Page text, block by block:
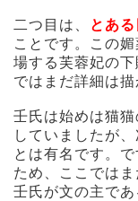
二つ目は、 とあ
ことです。この
場する芙蓉妃の
ではまだ詳細は描
壬氏は始めは猫
していましたが
とは有名です。
ため、ここではま
壬氏が文の主で